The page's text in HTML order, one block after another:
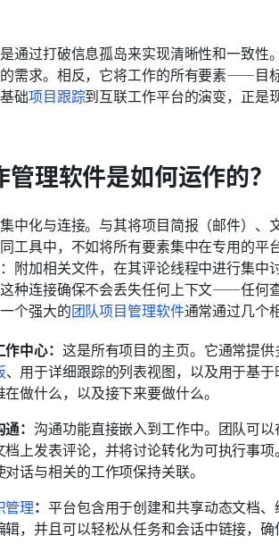
通过打破信息孤岛来实现清晰性和一致
需求。相反，它将工作的所有要素——
础项目跟踪到互联工作平台的演变，正是
管理软件是如何运作的？
中化与连接。与其将项目简报（邮件）
工具中，不如将所有要素集中在专用的
附加相关文件，在其评论线程中进行集
种连接确保不会丢失任何上下文——任何
个强大的团队项目管理软件通常通过几个
中心： 这是所有项目的主页。它通常提
、用于详细跟踪的列表视图，以及用于基
做什么，以及接下来要做什么。
： 沟通功能直接嵌入到工作中。团队可
档上发表评论，并将讨论转化为可执行事
话与相关的工作项保持关联。
管理：平台包含用于创建和共享动态文档
辑，并且可以轻松从任务和会话中链接，